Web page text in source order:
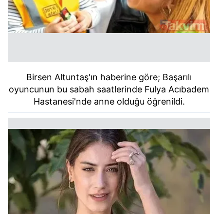
Birsen Altuntaş'ın haberine göre; Başarılı
oyuncunun bu sabah saatlerinde Fulya Acıbadem
Hastanesi'nde anne olduğu öğrenildi.